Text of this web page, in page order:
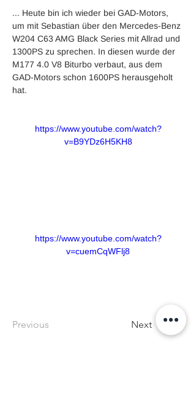
Previous Next
... Heute bin ich wieder bei GAD-Motors,
um mit Sebastian über den Mercedes-Benz
W204 C63 AMG Black Series mit Allrad und
1300PS zu sprechen. In diesen wurde der
M177 4.0 V8 Biturbo verbaut, aus dem
GAD-Motors schon 1600PS herausgeholt
hat.
https://www.youtube.com/watch?
v=B9YDz6H5KH8
https://www.youtube.com/watch?
v=cuemCqWFlj8